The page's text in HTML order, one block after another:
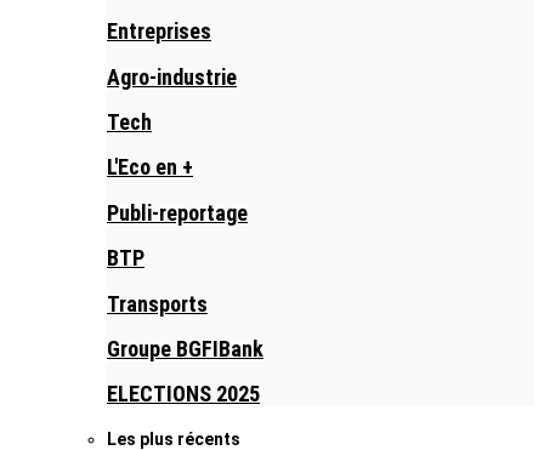
Entreprises
Agro-industrie
Tech
L'Eco en +
Publi-reportage
BTP
Transports
Groupe BGFIBank
ELECTIONS 2025
Les plus récents